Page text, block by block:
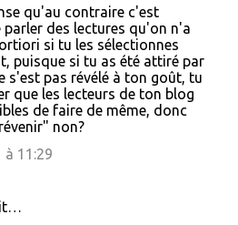
qu'au contraire c'est
des lectures qu'on n'a
si tu les sélectionnes
puisque si tu as été attiré par
s'est pas révélé à ton goût, tu
que les lecteurs de ton blog
de faire de même, donc
non?
à 11:29